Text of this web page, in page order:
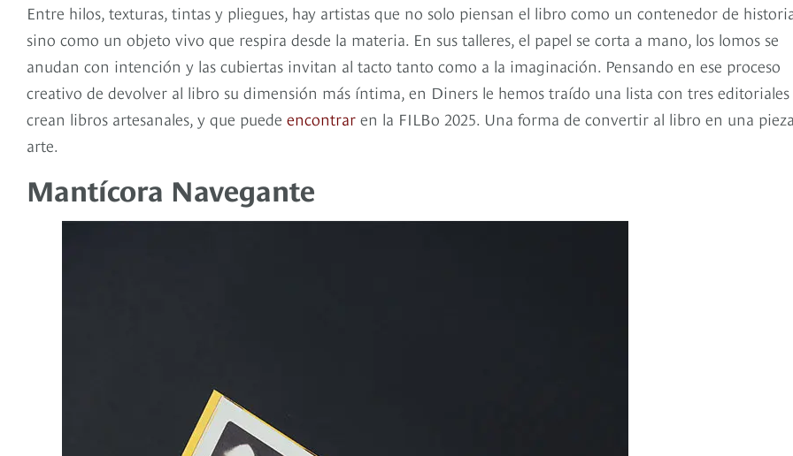
Entre hilos, texturas, tintas y pliegues, hay artistas que no solo piensan el libro como un contenedor de
sino como un objeto vivo que respira desde la materia. En sus talleres, el papel se corta a mano, los lomos se
anudan con intención y las cubiertas invitan al tacto tanto como a la imaginación. Pensando en ese proceso
creativo de devolver al libro su dimensión más íntima, en Diners le hemos traído una lista con tres editoriales
crean libros artesanales, y que puede encontrar en la FILBo 2025. Una forma de convertir al libro en una
arte.
Mantícora Navegante